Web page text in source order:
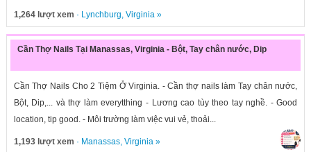
1,264 lượt xem · Lynchburg, Virginia»
Cần Thợ Nails Tại Manassas, Virginia - Bột, Tay chân nước, Dip
Cần Thợ Nails Cho 2 Tiệm Ở Virginia. - Cần thợ nails làm Tay chân nước,
Bột, Dip,... và thợ làm everytthing - Lương cao tùy theo tay nghề. - Good
location, tip good. - Môi trường làm việc vui vẻ, thoải...
1,193 lượt xem · Manassas, Virginia»